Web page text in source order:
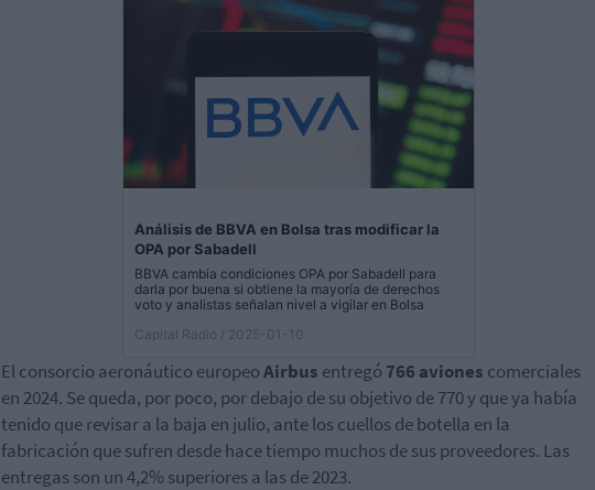
Análisis de BBVA en Bolsa tras modificar la
OPA por Sabadell
BBVA cambia condiciones OPA por Sabadell para
darla por buena si obtiene la mayoría de derechos
voto y analistas señalan nivel a vigilar en Bolsa
Capital Radio
/ 2025-01-10
El consorcio aeronáutico europeoAirbus entregó 766 aviones comerciales
en 2024. Se queda, por poco, por debajo de su objetivo de 770 y que ya había
tenido que revisar a la baja en julio, ante los cuellos de botella en la
fabricación que sufren desde hace tiempo muchos de sus proveedores. Las
entregas son un 4,2% superiores a las de 2023.